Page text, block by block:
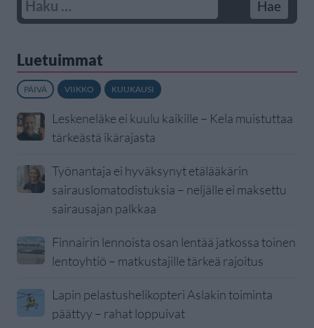
Luetuimmat
PÄIVÄ VIIKKO KUUKAUSI
Leskeneläke ei kuulu kaikille – Kela muistuttaa
tärkeästä ikärajasta
Työnantaja ei hyväksynyt etälääkärin
sairauslomatodistuksia – neljälle ei maksettu
sairausajan palkkaa
Finnairin lennoista osan lentää jatkossa toinen
lentoyhtiö – matkustajille tärkeä rajoitus
Lapin pelastushelikopteri Aslakin toiminta
päättyy – rahat loppuivat